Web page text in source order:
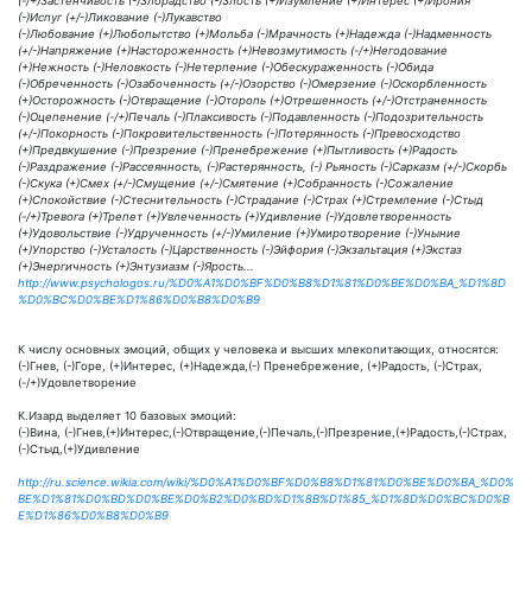
(-)Испуг (+/-)Ликование (-)Лукавство
(-)Любование (+)Любопытство (+)Мольба (-)Мрачность (+)Надежда (-)Надменность
(+/-)Напряжение (+)Настороженность (+)Невозмутимость (-/+)Негодование
(+)Нежность (-)Неловкость (-)Нетерпение (-)Обескураженность (-)Обида
(-)Обреченность (-)Озабоченность (+/-)Озорство (-)Омерзение (-)Оскорбленность
(+)Осторожность (-)Отвращение (-)Оторопь (+)Отрешенность (+/-)Отстраненность
(-)Оцепенение (-/+)Печаль (-)Плаксивость (-)Подавленность (-)Подозрительность
(+/-)Покорность (-)Покровительственность (-)Потерянность (-)Превосходство
(+)Предвкушение (-)Презрение (-)Пренебрежение (+)Пытливость (+)Радость
(-)Раздражение (-)Рассеянность, (-)Растерянность, (-) Рьяность (-)Сарказм (+/-)Скорбь
(-)Скука (+)Смех (+/-)Смущение (+/-)Смятение (+)Собранность (-)Сожаление
(+)Спокойствие (-)Стеснительность (-)Страдание (-)Страх (+)Стремление (-)Стыд
(-/+)Тревога (+)Трепет (+)Увлеченность (+)Удивление (-)Удовлетворенность
(+)Удовольствие (-)Удрученность (+/-)Умиление (+)Умиротворение (-)Уныние
(+)Упорство (-)Усталость (-)Царственность (-)Эйфория (-)Экзальтация (+)Экстаз
(+)Энергичность (+)Энтузиазм (-)Ярость...
http://www.psychologos.ru/%D0%A1%D0%BF%D0%B8%D1%81%D0%BE%D0%BA_%D1%8D
%D0%BC%D0%BE%D1%86%D0%B8%D0%B9
К числу основных эмоций, общих у человека и высших млекопитающих, относятся:
(-)Гнев, (-)Горе, (+)Интерес, (+)Надежда,(-) Пренебрежение, (+)Радость, (-)Страх,
(-/+)Удовлетворение
К.Изард выделяет 10 базовых эмоций:
(-)Вина, (-)Гнев,(+)Интерес,(-)Отвращение,(-)Печаль,(-)Презрение,(+)Радость,(-)Страх,
(-)Стыд,(+)Удивление
http://ru.science.wikia.com/wiki/%D0%A1%D0%BF%D0%B8%D1%81%D0%BE%D0%BA_%D0%
BE%D1%81%D0%BD%D0%BE%D0%B2%D0%BD%D1%8B%D1%85_%D1%8D%D0%BC%D0%B
E%D1%86%D0%B8%D0%B9